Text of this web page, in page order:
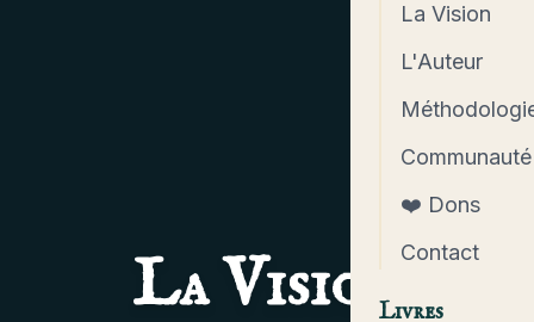
La Vision
L'Auteur
Communauté
❤️ Dons
Contact
Livres
La Vision